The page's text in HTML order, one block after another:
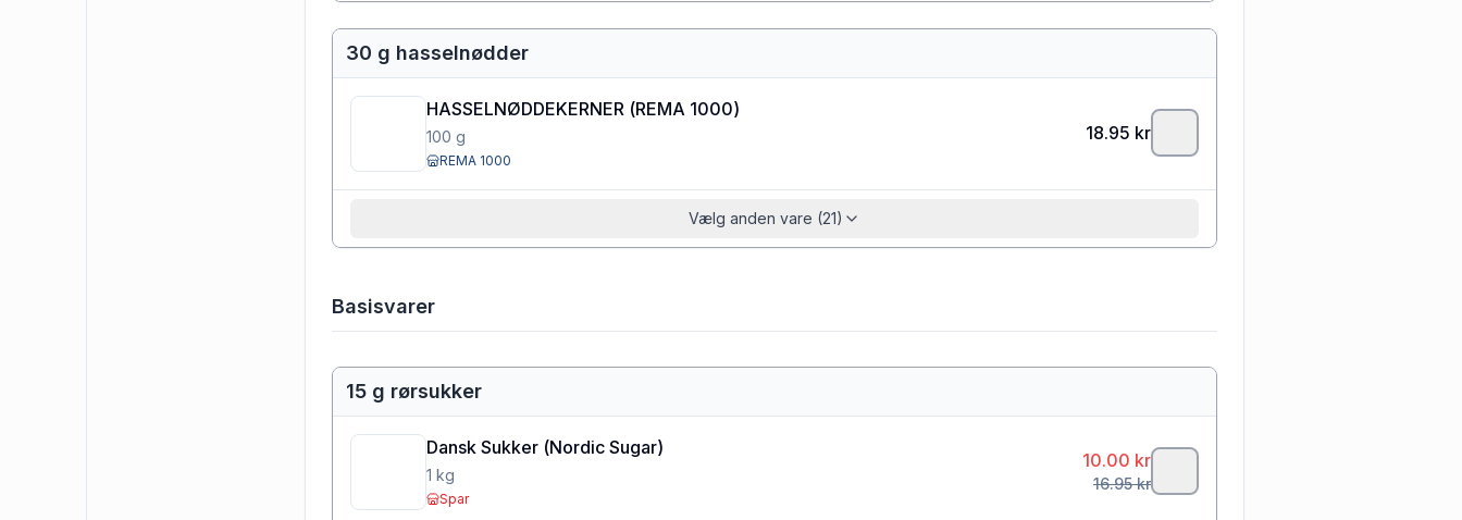
30 g hasselnødder
HASSELNØDDEKERNER (REMA 1000)
100 g
REMA 1000
18.95 kr
Vælg anden vare (21)
Basisvarer
15 g rørsukker
Dansk Sukker (Nordic Sugar)
1 kg
Spar
10.00 kr
16.95kr